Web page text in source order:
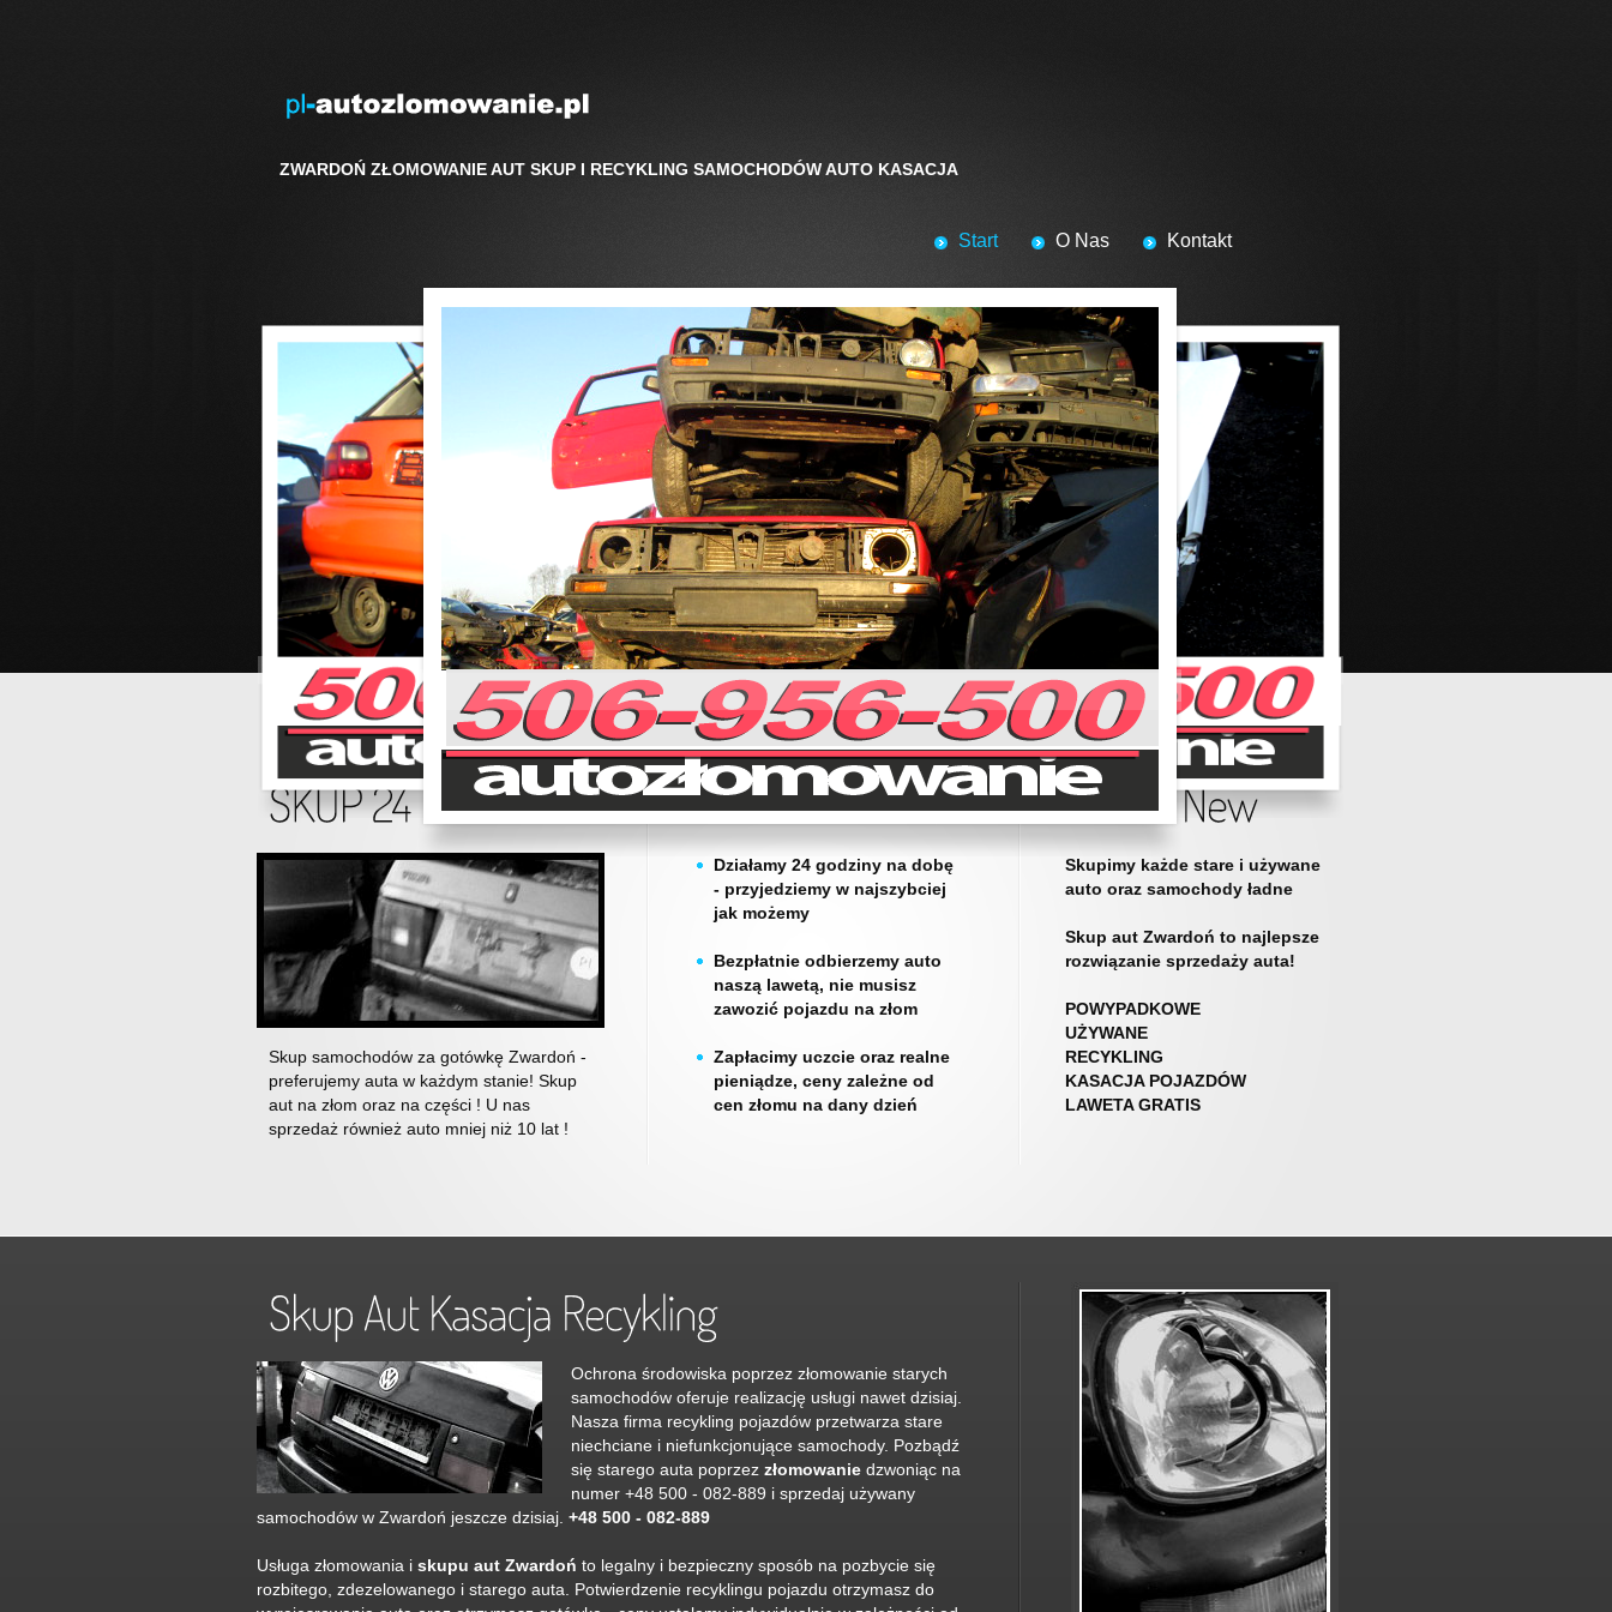
ZWARDOŃ ZŁOMOWANIE AUT SKUP I RECYKLING SAMOCHODÓW AUTO KASACJA
Start O Nas Kontakt
Skup samochodów za gotówkę Zwardoń -
preferujemy auta w każdym stanie! Skup
aut na złom oraz na części ! U nas
sprzedaż również auto mniej niż 10 lat !
Działamy 24 godziny na dobę
- przyjedziemy w najszybciej
jak możemy
Bezpłatnie odbierzemy auto
naszą lawetą, nie musisz
zawozić pojazdu na złom
Zapłacimy uczcie oraz realne
pieniądze, ceny zależne od
cen złomu na dany dzień
Skupimy każde stare i używane
auto oraz samochody ładne
Skup aut Zwardoń to najlepsze
rozwiązanie sprzedaży auta!
POWYPADKOWE
UŻYWANE
RECYKLING
KASACJA POJAZDÓW
LAWETA GRATIS
Ochrona środowiska poprzez złomowanie starych
samochodów oferuje realizację usługi nawet dzisiaj.
Nasza firma recykling pojazdów przetwarza stare
niechciane i niefunkcjonujące samochody. Pozbądź
się starego auta poprzez złomowanie dzwoniąc na
numer +48 500 - 082-889 i sprzedaj używany
samochodów w Zwardoń jeszcze dzisiaj. +48 500 - 082-889
Usługa złomowania i skupu aut Zwardoń to legalny i bezpieczny sposób na pozbycie się
rozbitego, zdezelowanego i starego auta. Potwierdzenie recyklingu pojazdu otrzymasz do